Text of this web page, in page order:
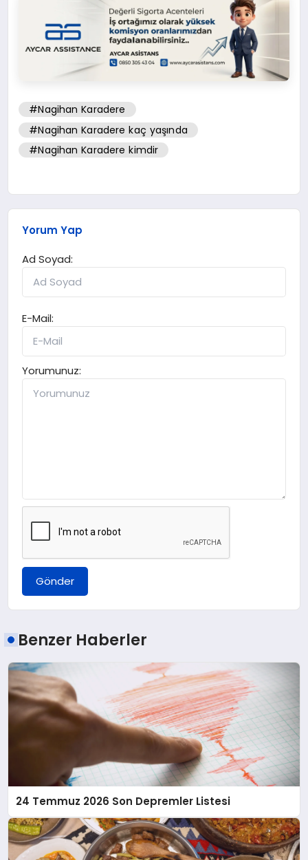
#Nagihan Karadere
#Nagihan Karadere kaç yaşında
#Nagihan Karadere kimdir
Yorum Yap
Ad Soyad:
E-Mail:
Yorumunuz:
Gönder
Benzer Haberler
24 Temmuz 2026 Son Depremler Listesi